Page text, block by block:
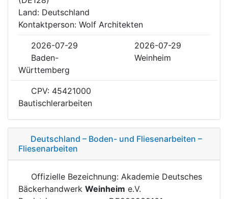
Land: Deutschland
Kontaktperson: Wolf Architekten
2026-07-29
2026-07-29
Baden-
Württemberg
Weinheim
CPV: 45421000
Bautischlerarbeiten
Deutschland – Boden- und Fliesenarbeiten –
Fliesenarbeiten
Offizielle Bezeichnung: Akademie Deutsches
Bäckerhandwerk Weinheim e.V.